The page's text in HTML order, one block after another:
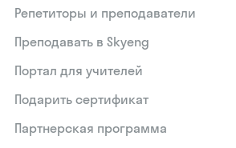
Репетиторы и преподаватели
Преподавать в Skyeng
Портал для учителей
Подарить сертификат
Партнерская программа